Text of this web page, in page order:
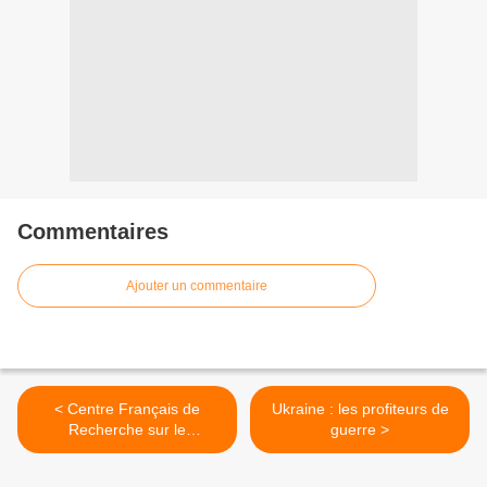
Commentaires
Ajouter un commentaire
< Centre Français de
Recherche sur le
Renseignement : Les faux
Ukraine : les profiteurs de
guerre >